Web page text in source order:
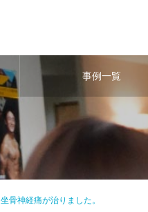
事例一覧
坐骨神経痛が治りました。